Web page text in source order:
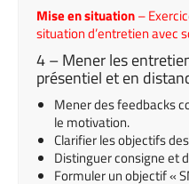
Mise en situation–
situation d’entretien avec
4 – Mener les
présentiel et en
Mener des feedbacks
le motivation.
Clarifier les objectifs
Distinguer consigne et
Formuler un objectif «